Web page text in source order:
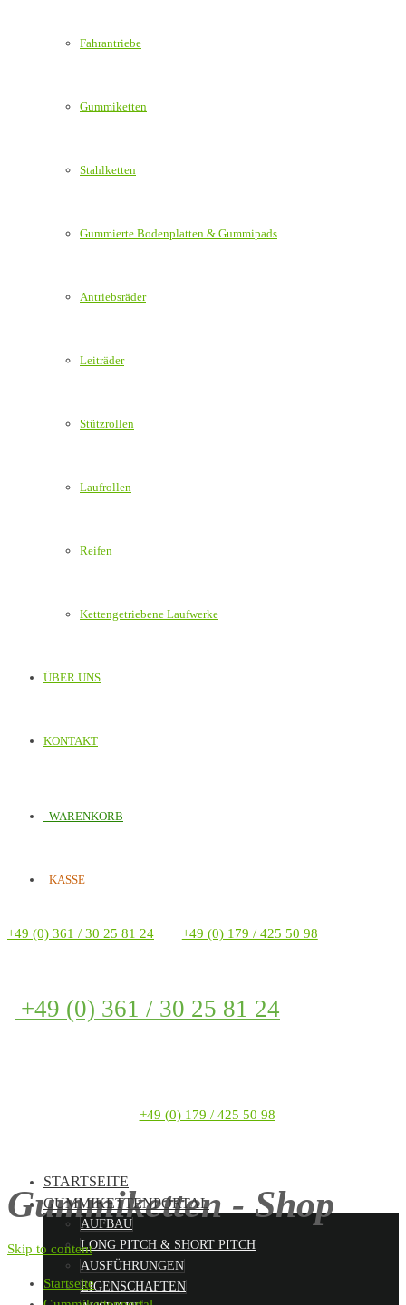
Fahrantriebe
Gummiketten
Stahlketten
Gummierte Bodenplatten & Gummipads
Antriebsräder
Leiträder
Stützrollen
Laufrollen
Reifen
Kettengetriebene Laufwerke
ÜBER UNS
KONTAKT
WARENKORB
KASSE
+49 (0) 361 / 30 25 81 24 +49 (0) 179 / 425 50 98
+49 (0) 361 / 30 25 81 24
+49 (0) 179 / 425 50 98
Gummiketten - Shop
STARTSEITE
GUMMIKETTENPORTAL
AUFBAU
LONG PITCH & SHORT PITCH
AUSFÜHRUNGEN
EIGENSCHAFTEN
Skip to content
Startseite